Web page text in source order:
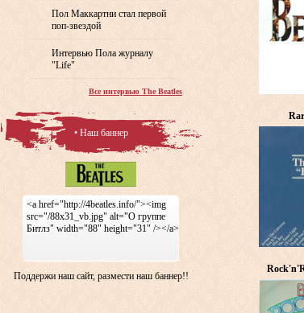
Пол Маккартни стал первой
поп-звездой
Интервью Пола журналу
"Life"
Все интервью The Beatles
• Наш баннер
<a href="http://4beatles.info/"><img
src="/88x31_vb.jpg" alt="О группе
Битлз" width="88" height="31" /></a>
Поддержи наш сайт, размести наш баннер!!